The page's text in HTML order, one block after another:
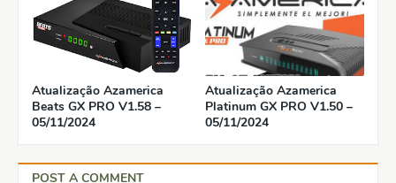
Atualização Azamerica
Beats GX PRO V1.58 –
05/11/2024
Atualização Azamerica
Platinum GX PRO V1.50 –
05/11/2024
POST A COMMENT